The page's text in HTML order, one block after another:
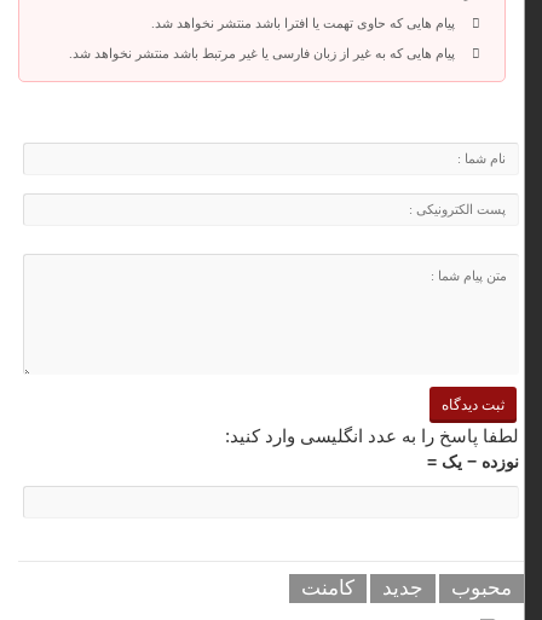
پیام هایی که حاوی تهمت یا افترا باشد منتشر نخواهد شد.
پیام هایی که به غیر از زبان فارسی یا غیر مرتبط باشد منتشر نخواهد شد.
لطفا پاسخ را به عدد انگلیسی وارد کنید:
نوزده − یک =
محبوب جدید کامنت